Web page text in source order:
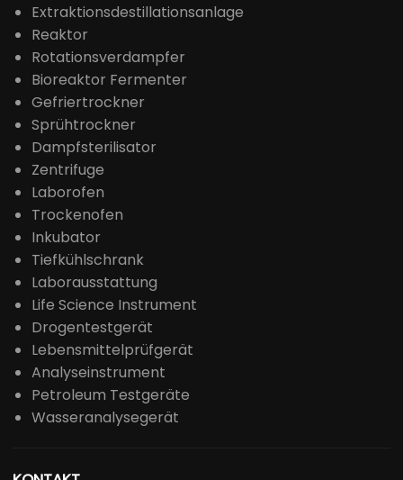
Extraktionsdestillationsanlage
Reaktor
Rotationsverdampfer
Bioreaktor Fermenter
Gefriertrockner
Sprühtrockner
Dampfsterilisator
Zentrifuge
Laborofen
Trockenofen
Inkubator
Tiefkühlschrank
Laborausstattung
Life Science Instrument
Drogentestgerät
Lebensmittelprüfgerät
Analyseinstrument
Petroleum Testgeräte
Wasseranalysegerät